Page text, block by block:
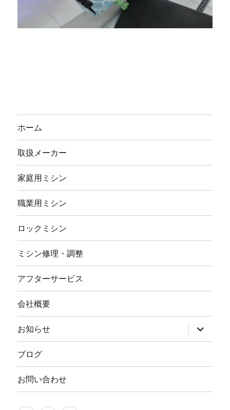
ホーム
取扱メーカー
家庭用ミシン
職業用ミシン
ロックミシン
ミシン修理・調整
アフターサービス
会社概要
お知らせ
ブ
メ
ー
開
ブログ
お問い合わせ